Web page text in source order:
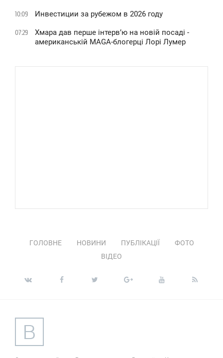
10:09 Инвестиции за рубежом в 2026 году
07:29
Хмара дав перше інтервʼю на новій посаді -
американській MAGA-блогерці Лорі Лумер
ГОЛОВНЕ НОВИНИ ПУБЛІКАЦІЇ
ФОТО
ВІДЕО